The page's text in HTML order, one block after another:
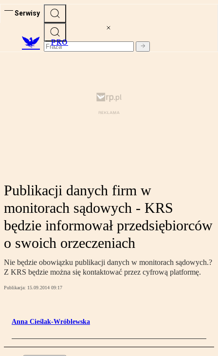
Serwisy
PRO
Publikacji danych firm w
monitorach sądowych - KRS
będzie informował przedsiębiorców
o swoich orzeczeniach
Nie będzie obowiązku publikacji danych w monitorach sądowych.?
Z KRS będzie można się kontaktować przez cyfrową platformę.
Publikacja: 15.09.2014 09:17
Anna Cieślak-Wróblewska